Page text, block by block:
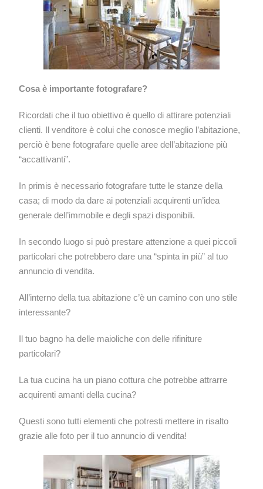
Cosa è importante fotografare?
Ricordati che il tuo obiettivo è quello di attirare potenziali
clienti. Il venditore è colui che conosce meglio l’abitazione,
perciò è bene fotografare quelle aree dell’abitazione più
“accattivanti”.
In primis è necessario fotografare tutte le stanze della
casa; di modo da dare ai potenziali acquirenti un’idea
generale dell’immobile e degli spazi disponibili.
In secondo luogo si può prestare attenzione a quei piccoli
particolari che potrebbero dare una “spinta in più” al tuo
annuncio di vendita.
All’interno della tua abitazione c’è un camino con uno stile
interessante?
Il tuo bagno ha delle maioliche con delle rifiniture
particolari?
La tua cucina ha un piano cottura che potrebbe attrarre
acquirenti amanti della cucina?
Questi sono tutti elementi che potresti mettere in risalto
grazie alle foto per il tuo annuncio di vendita!